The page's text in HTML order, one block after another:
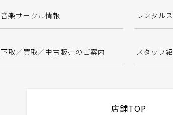
音楽サークル情報 レンタル
下取／買取／中古販売のご案内 スタッフ
店舗TOP